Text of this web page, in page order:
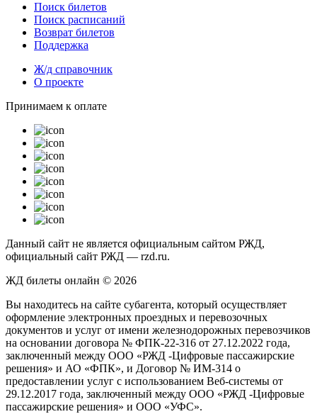
Поиск билетов
Поиск расписаний
Возврат билетов
Поддержка
Ж/д справочник
О проекте
Принимаем к оплате
Данный сайт не является официальным сайтом РЖД,
официальный сайт РЖД — rzd.ru.
ЖД билеты онлайн © 2026
Вы находитесь на сайте субагента, который осуществляет
оформление электронных проездных и перевозочных
документов и услуг от имени железнодорожных перевозчиков
на основании договора № ФПК-22-316 от 27.12.2022 года,
заключенный между ООО «РЖД -Цифровые пассажирские
решения» и АО «ФПК», и Договор № ИМ-314 о
предоставлении услуг с использованием Веб-системы от
29.12.2017 года, заключенный между ООО «РЖД -Цифровые
пассажирские решения» и ООО «УФС».